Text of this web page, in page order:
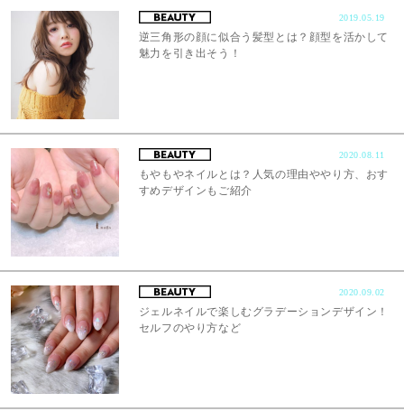
2019.05.19
逆三角形の顔に似合う髪型とは？顔型を活かして
魅力を引き出そう！
2020.08.11
もやもやネイルとは？人気の理由ややり方、おす
すめデザインもご紹介
2020.09.02
ジェルネイルで楽しむグラデーションデザイン！
セルフのやり方など